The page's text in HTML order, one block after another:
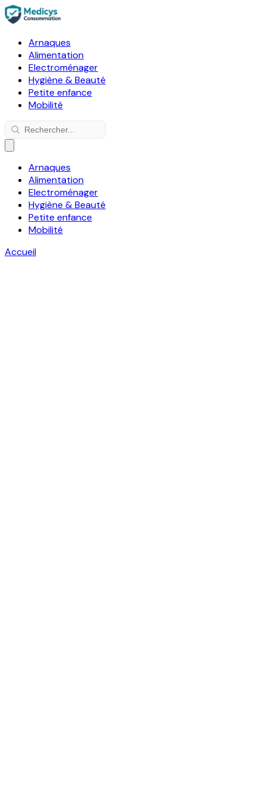
Arnaques
Alimentation
Electroménager
Hygiène & Beauté
Petite enfance
Mobilité
Arnaques
Alimentation
Electroménager
Hygiène & Beauté
Petite enfance
Mobilité
Accueil